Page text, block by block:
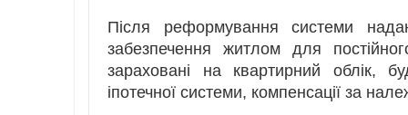
Після реформування системи
забезпечення житлом для
зараховані на квартирний облік,
іпотечної системи, компенсації за